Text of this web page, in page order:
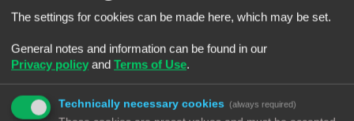
zich voor te stellen. Berichten die suggereren dat iemand zich
overtreden van deze regel kan een (tijdelijke) ban het gevolg
zijn.#
De zoekfunctie
Voordat je een vraag stelt: Het wordt aangeraden om het forum
te raadplegen via de zoekfunctie. Veel vragen zijn al vaker
gesteld op dit forum. De kans is groot dat je via de zoekfunctie
The settings for cookies can be made here, which may be set.
General notes and information can be found in our
Privacy policy and Terms of Use.
Technically necessary cookies (always required)